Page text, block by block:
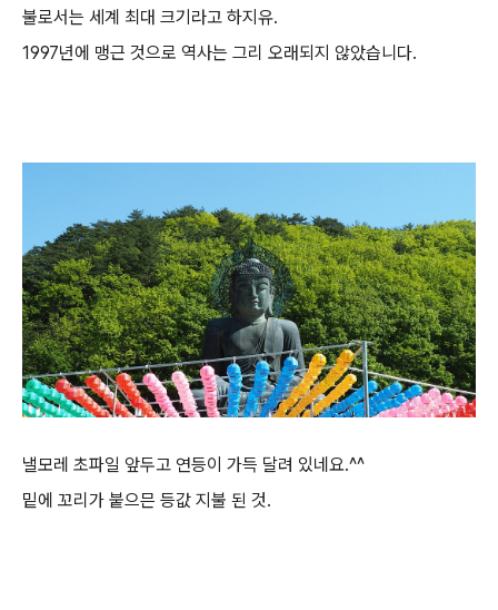
불로서는 세계 최대 크기라고 하지유.
1997년에 맹근 것으로 역사는 그리 오래되지 않았습니다.
낼모레 초파일 앞두고 연등이 가득 달려 있네요.^^
밑에 꼬리가 붙으믄 등값 지불 된 것.